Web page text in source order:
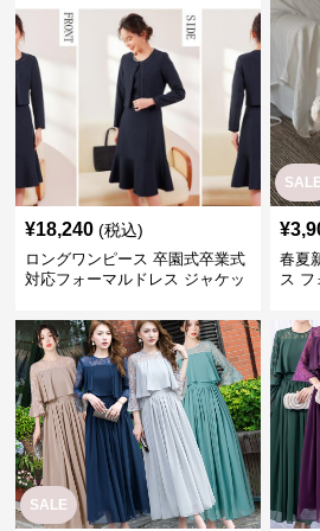
¥18,240 (税込)
ロングワンピース 卒園式卒業式
対応フォーマルドレス ジャケッ
SALE
¥
春夏
ス フ
SALE